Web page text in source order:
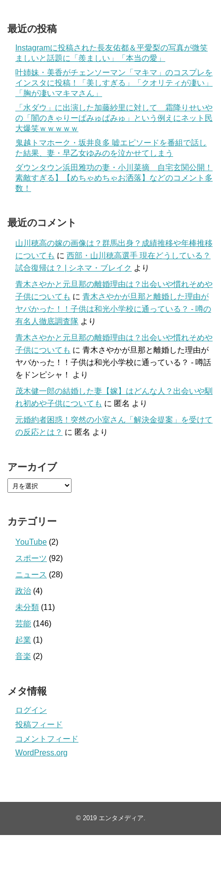
最近の投稿
Instagramに投稿された長友佑都＆平愛梨の写真が微笑
ましいと話題に「羨ましい」「本当の愛」
叶姉妹・美香がチェンソーマン「マキマ」のコスプレを
インスタに投稿！「美しすぎる」「クオリティが凄い」
「胸が凄いマキマさん」
「水ダウ」に出演した加藤紗里に対して 霜降りせいや
の「闇のきゃりーぱみゅぱみゅ」という例えにネット民
大爆笑ｗｗｗｗｗ
鬼越トマホーク・坂井良多 嘘エピソードを番組で話し
た結果、妻・早乙女ゆみのを泣かせてしまう
ダウンタウン浜田雅功の妻・小川菜摘 自宅玄関公開！
素敵すぎる】【めちゃめちゃお洒落】などのコメント多
数！
最近のコメント
山川穂高の嫁の画像は？群馬出身？成績推移や年棒推移
についても に 西部・山川穂高選手 現在どうしている？
試合復帰は？ | シネマ・ブレイク より
青木さやかと元旦那の離婚理由は？出会いや慣れそめや
子供についても に 青木さやかが旦那と離婚した理由が
ヤバかった！！子供は和光小学校に通っている？ - 噂の
有名人徹底調査隊 より
青木さやかと元旦那の離婚理由は？出会いや慣れそめや
子供についても に 青木さやかが旦那と離婚した理由が
ヤバかった！！子供は和光小学校に通っている？ - 噂話
をドンピシャ！
より
茂木健一郎の結婚した妻【嫁】はどんな人？出会いや馴
れ初めや子供についても に 匿名 より
元婚約者困惑！突然の小室さん「解決金提案」を受けて
の反応とは？ に 匿名 より
アーカイブ
カテゴリー
YouTube (2)
スポーツ (92)
ニュース (28)
政治 (4)
未分類 (11)
芸能 (146)
起業 (1)
音楽 (2)
メタ情報
ログイン
投稿フィード
コメントフィード
WordPress.org
© 2019 エンタメディア.